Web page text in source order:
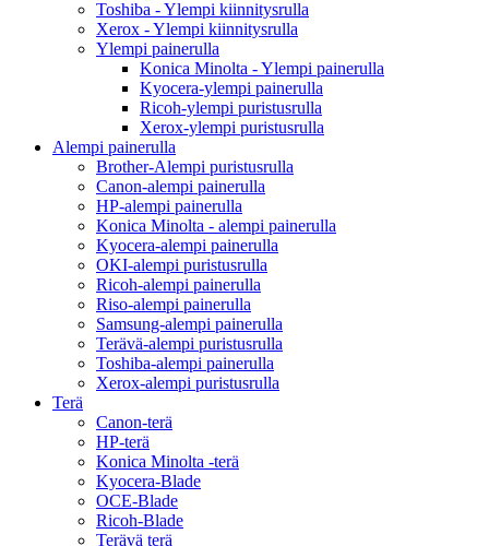
Toshiba - Ylempi kiinnitysrulla
Xerox - Ylempi kiinnitysrulla
Ylempi painerulla
Konica Minolta - Ylempi painerulla
Kyocera-ylempi painerulla
Ricoh-ylempi puristusrulla
Xerox-ylempi puristusrulla
Alempi painerulla
Brother-Alempi puristusrulla
Canon-alempi painerulla
HP-alempi painerulla
Konica Minolta - alempi painerulla
Kyocera-alempi painerulla
OKI-alempi puristusrulla
Ricoh-alempi painerulla
Riso-alempi painerulla
Samsung-alempi painerulla
Terävä-alempi puristusrulla
Toshiba-alempi painerulla
Xerox-alempi puristusrulla
Terä
Canon-terä
HP-terä
Konica Minolta -terä
Kyocera-Blade
OCE-Blade
Ricoh-Blade
Terävä terä